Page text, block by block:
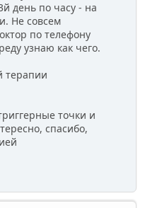
день по часу - на
Не совсем
по телефону
узнаю как чего.
терапии
точки и
спасибо,